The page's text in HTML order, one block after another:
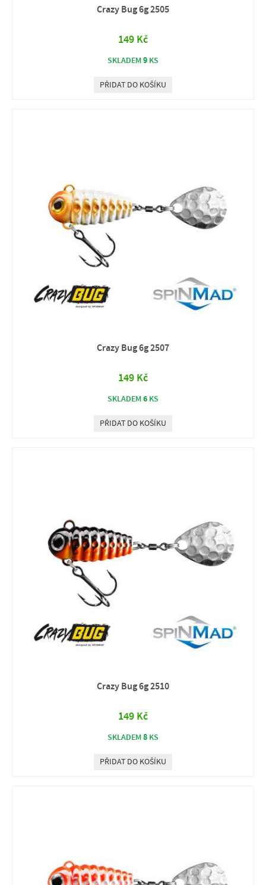
Crazy Bug 6g 2505
149 Kč
SKLADEM9 KS
PŘIDAT DO KOŠÍKU
Crazy Bug 6g 2507
149 Kč
SKLADEM6 KS
PŘIDAT DO KOŠÍKU
Crazy Bug 6g 2510
149 Kč
SKLADEM8 KS
PŘIDAT DO KOŠÍKU